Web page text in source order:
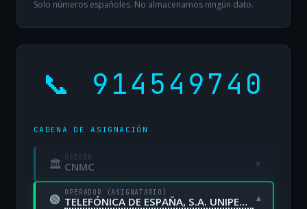
Solo números españoles. No almacenamos ningún dato.
📞 914549740
CADENA DE ASIGNACIÓN
🏛 ORIGEN
CNMC ▾
🟢 OPERADOR (ASIGNATARIO)
TELEFÓNICA DE ESPAÑA, S.A. UNIPERSONAL ▾